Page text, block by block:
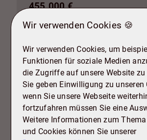
455.000 €
Mehr erfahren
38259 Salzgitter
Haus zu kaufen
Wir verwenden Cookies 🍪
Wir verwenden Cookies, um
Funktionen für soziale Medien
die Zugriffe auf unsere Website zu
Sie geben Einwilligung zu unseren
wenn Sie unsere Webseite
fortzufahren müssen Sie eine
Weitere Informationen zum
und Cookies können Sie unserer